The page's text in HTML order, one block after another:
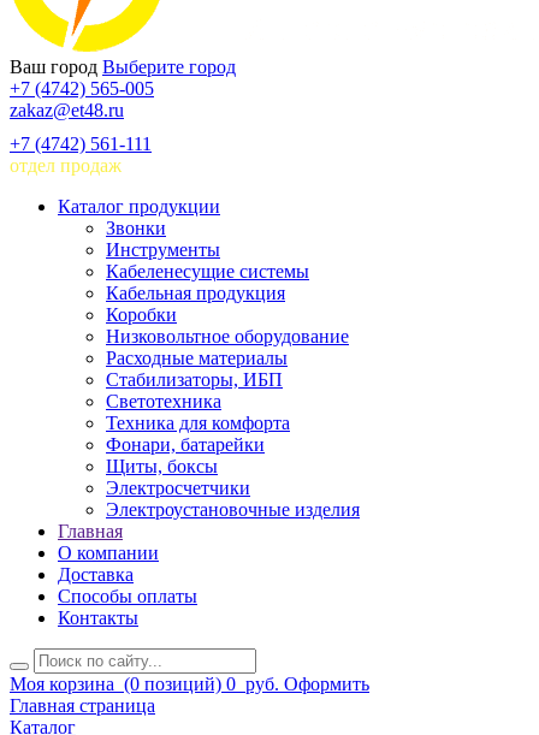
Ваш город Выберите город
+7 (4742) 565-005
zakaz@et48.ru
+7 (4742) 561-111
отдел продаж
Каталог продукции
Звонки
Инструменты
Кабеленесущие системы
Кабельная продукция
Коробки
Низковольтное оборудование
Расходные материалы
Стабилизаторы, ИБП
Светотехника
Техника для комфорта
Фонари, батарейки
Щиты, боксы
Электросчетчики
Электроустановочные изделия
Главная
О компании
Доставка
Способы оплаты
Контакты
Моя корзина (0 позиций) 0 руб. Оформить
Главная страница
Каталог